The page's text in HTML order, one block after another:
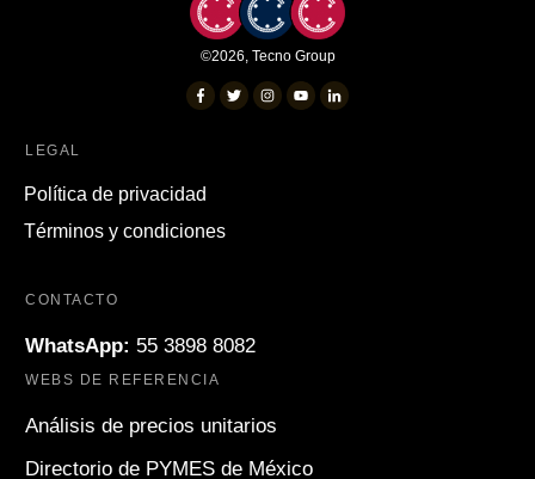
©2026, Tecno Group
LEGAL
Política de privacidad
Términos y condiciones
CONTACTO
WhatsApp: 55 3898 8082
WEBS DE REFERENCIA
Análisis de precios unitarios
Directorio de PYMES de México